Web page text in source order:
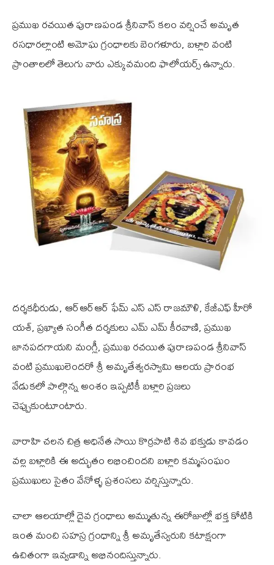
ప్రముఖ రచయిత పురాణపండ శ్రీనివాస్ కలం వర్షించే అమృత
రసధారల్లాంటి అమోఘ గ్రంధాలకు బెంగళూరు, బళ్లారి వంటి
ప్రాంతాలలో తెలుగు వారు ఎక్కువమంది ఫాలోయర్స్ ఉన్నారు.
దర్శకధీరుడు, ఆర్ఆర్ఆర్ ఫేమ్ ఎస్ ఎస్ రాజమౌళి, కేజీఎఫ్ హీరో
యశ్, ప్రఖ్యాత సంగీత దర్శకులు ఎమ్ ఎమ్ కీరవాణి, ప్రముఖ
జానపదగాయని మంగ్లీ, ప్రముఖ రచయిత పురాణపండ శ్రీనివాస్
వంటి ప్రముఖులెందరో శ్రీ అమృతేశ్వరస్వామి ఆలయ ప్రారంభ
వేడుకలో పాల్గొన్న అంశం ఇప్పటికీ బళ్లారి ప్రజలు
చెప్పుకుంటూంటారు.
వారాహి చలన చిత్ర అధినేత సాయి కొర్రపాటి శివ భక్తుడు కావడం
వల్ల బళ్లారికి ఈ అద్భుతం లభించిందని బళ్లారి కమ్మసంఘం
ప్రముఖులు సైతం వేనోళ్ళ ప్రశంసలు వర్షిస్తున్నారు.
చాలా ఆలయాల్లో దైవ గ్రంధాలు అమ్ముతున్న ఈరోజుల్లో భక్త కోటికి
ఇంత మంచి సహస్ర గ్రంధాన్ని శ్రీ అమృతేస్వరుని కటాక్షంగా
ఉచితంగా ఇవ్వడాన్ని అభినందిస్తున్నారు.